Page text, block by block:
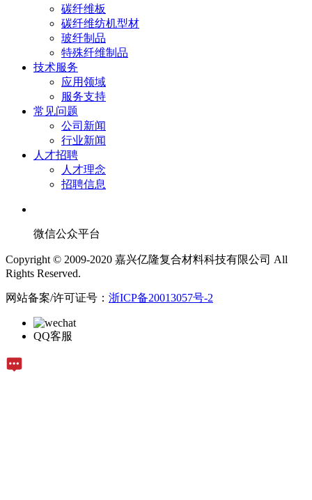
碳纤维板
碳纤维纺机型材
玻纤制品
特殊纤维制品
技术服务
应用领域
服务支持
常见问题
公司新闻
行业新闻
人才招聘
人才理念
招聘信息
微信公众平台
Copyright © 2009-2020 嘉兴亿隆复合材料科技有限公司 All
Rights Reserved.
网站备案/许可证号： 浙ICP备20013057号-2
QQ客服